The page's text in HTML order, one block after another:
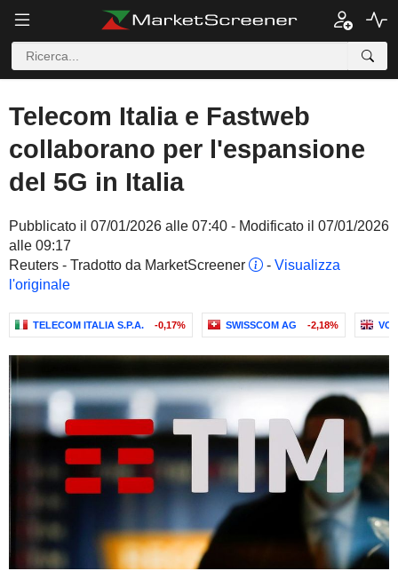
Telecom Italia e Fastweb
collaborano per l'espansione
del 5G in Italia
Pubblicato il 07/01/2026 alle 07:40 - Modificato il 07/01/2026
alle 09:17
Reuters - Tradotto da MarketScreener
- Visualizza
l'originale
TELECOM ITALIA S.P.A. -0,17% SWISSCOM AG -2,18%